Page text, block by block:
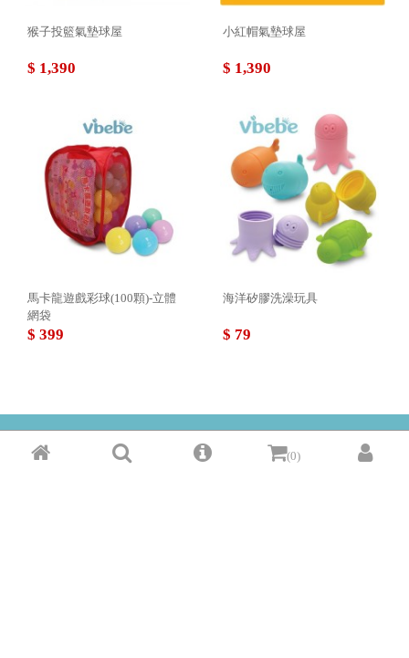
(0)
猴子投籃氣墊球屋
$ 1,390
小紅帽氣墊球屋
$ 1,390
馬卡龍遊戲彩球(100顆)-立體
網袋
$ 399
海洋矽膠洗澡玩具
$ 79